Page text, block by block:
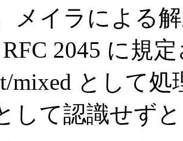
メイラによる
RFC 2045 に規
mixed として
して認識せず